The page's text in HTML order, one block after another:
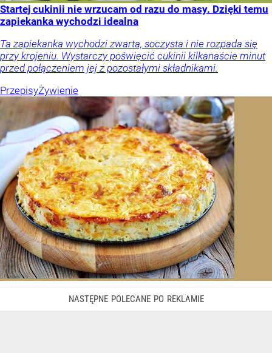
Startej cukinii nie wrzucam od razu do masy. Dzięki temu
zapiekanka wychodzi idealna
Ta zapiekanka wychodzi zwarta, soczysta i nie rozpada się
przy krojeniu. Wystarczy poświęcić cukinii kilkanaście minut
przed połączeniem jej z pozostałymi składnikami.
PrzepisyŻywienie